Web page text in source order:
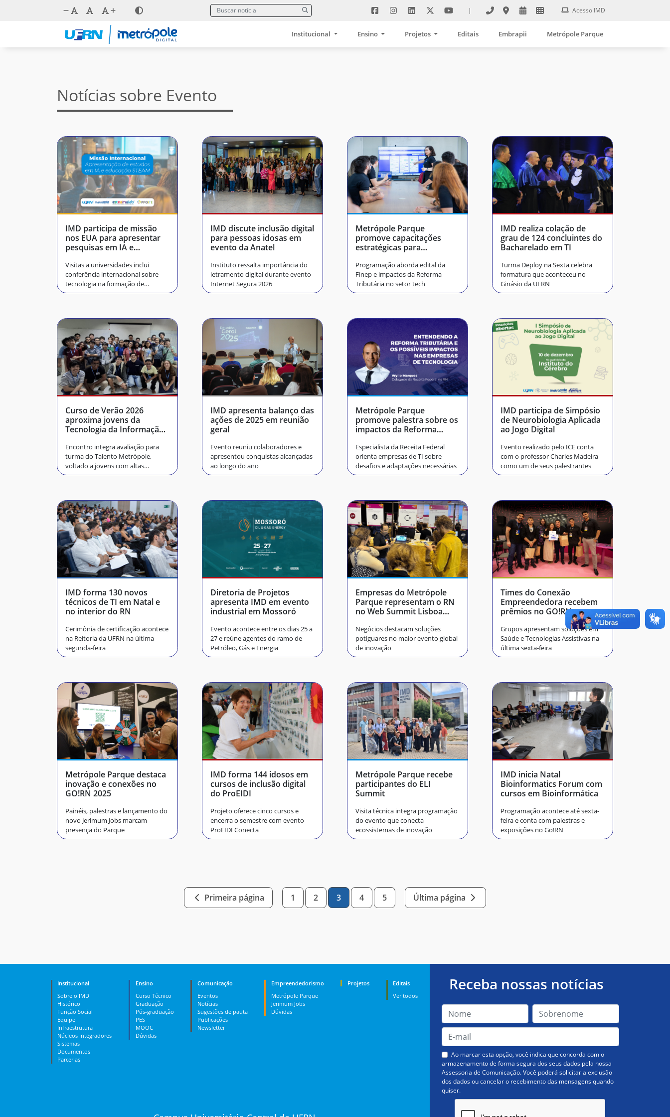
| Acesso IMD
Institucional Ensino Projetos Editais Embrapii Metrópole Parque
Notícias sobre Evento
IMD participa de missão
nos EUA para apresentar
pesquisas em IA e
Visitas a universidades inclui
conferência internacional sobre
tecnologia na formação de
professores
IMD discute inclusão digital
para pessoas idosas em
evento da Anatel
Instituto ressalta importância do
letramento digital durante evento
Internet Segura 2026
Metrópole Parque
promove capacitações
estratégicas para
Programação aborda edital da
Finep e impactos da Reforma
Tributária no setor tech
IMD realiza colação de
grau de 124 concluintes do
Bacharelado em TI
Turma Deploy na Sexta celebra
formatura que aconteceu no
Ginásio da UFRN
Curso de Verão 2026
aproxima jovens da
Tecnologia da Informação
Encontro integra avaliação para
turma do Talento Metrópole,
voltado a jovens com altas
habilidades
IMD apresenta balanço das
ações de 2025 em reunião
geral
Evento reuniu colaboradores e
apresentou conquistas alcançadas
ao longo do ano
Metrópole Parque
promove palestra sobre os
impactos da Reforma
tecnologia
Especialista da Receita Federal
orienta empresas de TI sobre
desafios e adaptações necessárias
IMD participa de Simpósio
de Neurobiologia Aplicada
ao Jogo Digital
Evento realizado pelo ICE conta
com o professor Charles Madeira
como um de seus palestrantes
IMD forma 130 novos
técnicos de TI em Natal e
no interior do RN
Cerimônia de certificação acontece
na Reitoria da UFRN na última
segunda-feira
Diretoria de Projetos
apresenta IMD em evento
industrial em Mossoró
Evento acontece entre os dias 25 a
27 e reúne agentes do ramo de
Petróleo, Gás e Energia
Empresas do Metrópole
Parque representam o RN
no Web Summit Lisboa
Negócios destacam soluções
potiguares no maior evento global
de inovação
Times do Conexão
Empreendedora recebem
prêmios no GO!RN
Grupos apresentam soluções em
Saúde e Tecnologias Assistivas na
última sexta-feira
Metrópole Parque destaca
inovação e conexões no
GO!RN 2025
Painéis, palestras e lançamento do
novo Jerimum Jobs marcam
presença do Parque
IMD forma 144 idosos em
cursos de inclusão digital
do ProEIDI
Projeto oferece cinco cursos e
encerra o semestre com evento
ProEIDI Conecta
Metrópole Parque recebe
participantes do ELI
Summit
Visita técnica integra programação
do evento que conecta
ecossistemas de inovação
IMD inicia Natal
Bioinformatics Forum com
cursos em Bioinformática
Programação acontece até sexta-
feira e conta com palestras e
exposições no Go!RN
Primeira página 1 2 3 4 5 Última página
Institucional
Sobre o IMD
Histórico
Função Social
Equipe
Infraestrutura
Núcleos Integradores
Sistemas
Documentos
Parcerias
Ensino
Curso Técnico
Graduação
Pós-graduação
PES
MOOC
Dúvidas
Comunicação
Eventos
Notícias
Sugestões de pauta
Publicações
Newsletter
Empreendedorismo
Metrópole Parque
Jerimum Jobs
Dúvidas
Projetos
Editais
Ver todos
Receba nossas notícias
Ao marcar esta opção, você indica que concorda com o
armazenamento de forma segura dos seus dados pela nossa
Assessoria de Comunicação. Você poderá solicitar a exclusão
dos dados ou cancelar o recebimento das mensagens quando
quiser.